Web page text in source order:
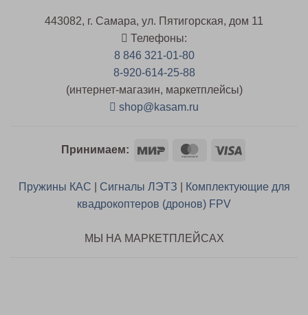
443082, г. Самара, ул. Пятигорская, дом 11
Телефоны:
8 846 321-01-80
8-920-614-25-88
(интернет-магазин, маркетплейсы)
shop@kasam.ru
Принимаем: Mir MasterCard
Visa
Пружины КАС Сигналы ЛЭТЗ
Комплектующие для
квадрокоптеров (дронов) FPV
МЫ НА МАРКЕТПЛЕЙСАХ